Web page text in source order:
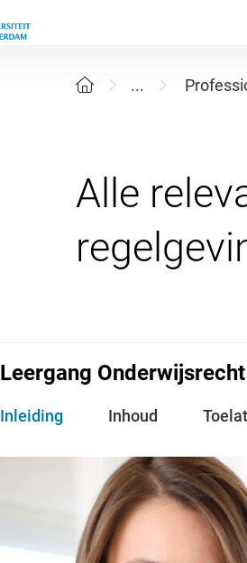
...
Alle
Leergang Onderwijsrecht
Inleiding Inhoud